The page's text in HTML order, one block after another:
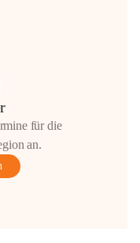
für die
an.